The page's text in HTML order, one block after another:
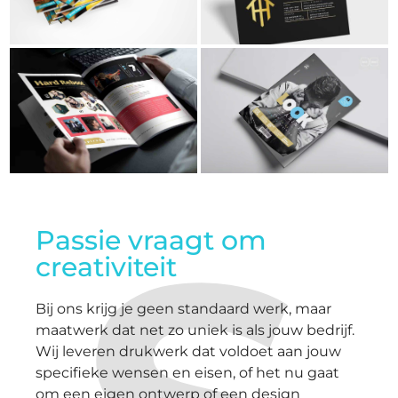
Passie vraagt om
creativiteit
Bij ons krijg je geen standaard werk, maar
maatwerk dat net zo uniek is als jouw bedrijf.
Wij leveren drukwerk dat voldoet aan jouw
specifieke wensen en eisen, of het nu gaat
om een eigen ontwerp of een design